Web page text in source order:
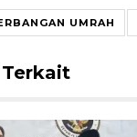
UMRAH